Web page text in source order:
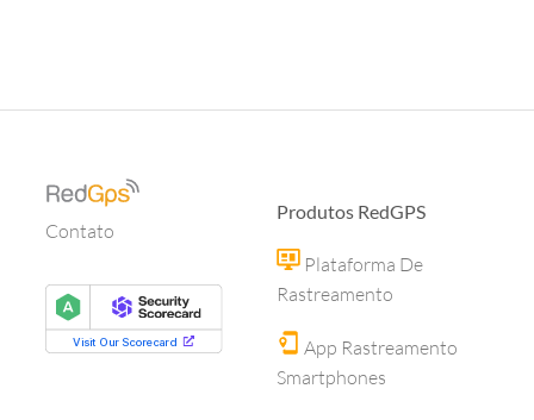
Contato
Produtos RedGPS
Plataforma De
Rastreamento
App Rastreamento
Smartphones